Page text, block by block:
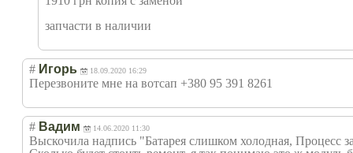
запчасти в наличии
# Игорь 18.09.2020 16:29
Перезвоните мне на вотсап +380 95 391 8261
# Вадим 14.06.2020 11:30
Выскочила надпись "Батарея слишком холодная, Процесс